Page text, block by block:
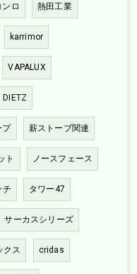
ロ 熱田工業
karrimor
VAPALUX
DIETZ
プ 薪ストーブ関連
ト ノースフェース
チ タワー47
サーカスシリーズ
クス cridas